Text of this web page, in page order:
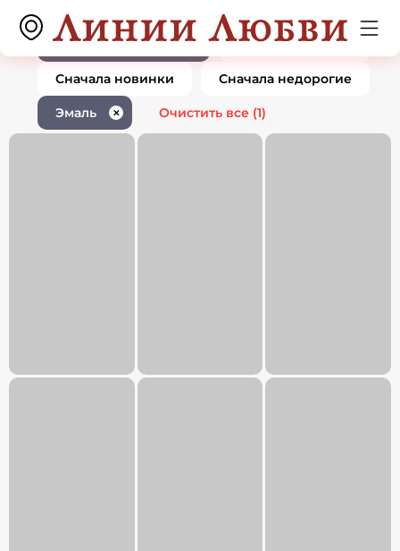
Ювелирные изделия с эмалью0 товаров
1
По популярности Сначала дорогие
Сначала новинки Сначала недорогие
Эмаль ✕ Очистить все (1)